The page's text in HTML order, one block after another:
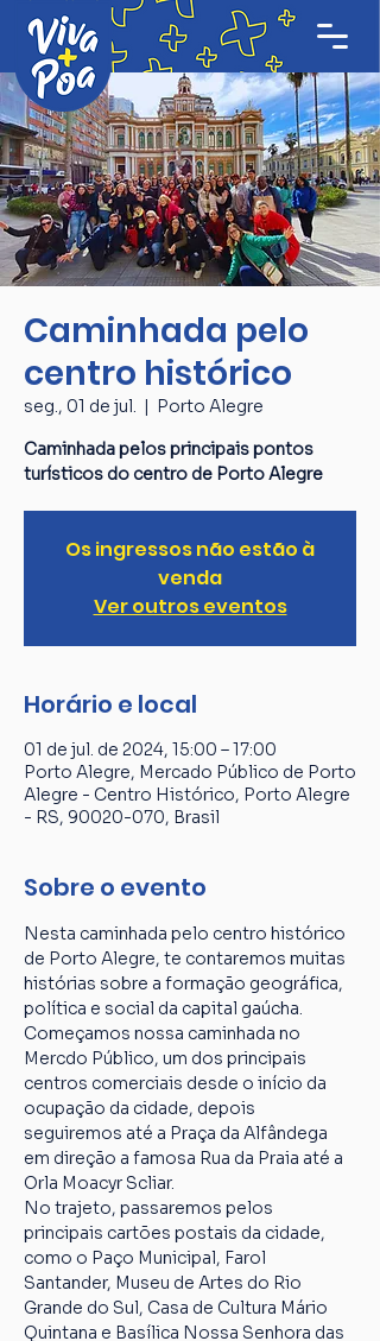
Caminhada pelo
centro histórico
seg., 01 de jul.
  |
Porto Alegre
Caminhada pelos principais pontos
turísticos do centro de Porto Alegre
Os ingressos não estão à
venda
Ver outros eventos
Horário e local
01 de jul. de 2024, 15:00 – 17:00
Porto Alegre, Mercado Público de Porto
Alegre - Centro Histórico, Porto Alegre
- RS, 90020-070, Brasil
Sobre o evento
Nesta caminhada pelo centro histórico
de Porto Alegre, te contaremos muitas
histórias sobre a formação geográfica,
política e social da capital gaúcha.
Começamos nossa caminhada no
Mercdo Público, um dos principais
centros comerciais desde o início da
ocupação da cidade, depois
seguiremos até a Praça da Alfândega
em direção a famosa Rua da Praia até a
Orla Moacyr Scliar.
No trajeto, passaremos pelos
principais cartões postais da cidade,
como o Paço Municipal, Farol
Santander, Museu de Artes do Rio
Grande do Sul, Casa de Cultura Mário
Quintana e Basílica Nossa Senhora das